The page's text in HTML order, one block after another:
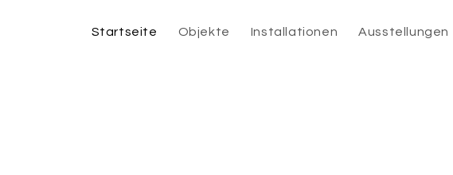
Startseite Objekte Installationen Ausstellungen